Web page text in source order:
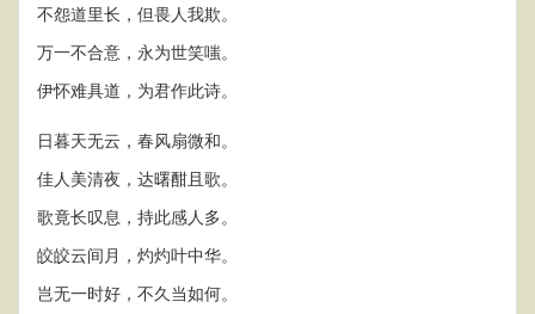
不怨道里长，但畏人我欺。
万一不合意，永为世笑嗤。
伊怀难具道，为君作此诗。
日暮天无云，春风扇微和。
佳人美清夜，达曙酣且歌。
歌竟长叹息，持此感人多。
皎皎云间月，灼灼叶中华。
岂无一时好，不久当如何。